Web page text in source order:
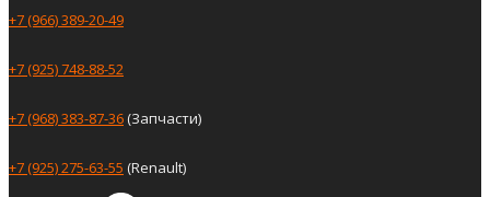
+7 (966) 389-20-49
+7 (925) 748-88-52
+7 (968) 383-87-36(Запчасти)
+7 (925) 275-63-55 (Renault)